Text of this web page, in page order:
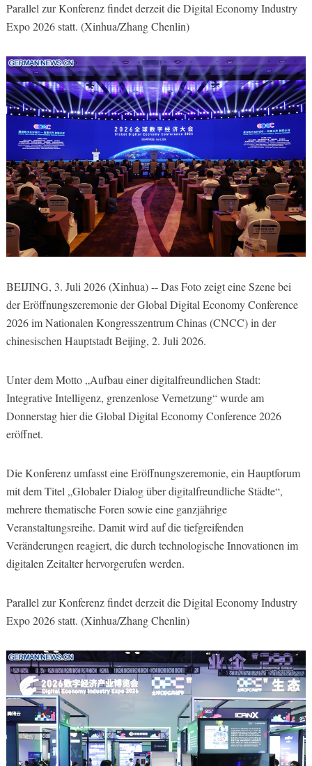
Parallel zur Konferenz findet derzeit die Digital Economy Industry
Expo 2026 statt. (Xinhua/Zhang Chenlin)
BEIJING, 3. Juli 2026 (Xinhua) -- Das Foto zeigt eine Szene bei
der Eröffnungszeremonie der Global Digital Economy Conference
2026 im Nationalen Kongresszentrum Chinas (CNCC) in der
chinesischen Hauptstadt Beijing, 2. Juli 2026.
Unter dem Motto „Aufbau einer digitalfreundlichen Stadt:
Integrative Intelligenz, grenzenlose Vernetzung“ wurde am
Donnerstag hier die Global Digital Economy Conference 2026
eröffnet.
Die Konferenz umfasst eine Eröffnungszeremonie, ein Hauptforum
mit dem Titel „Globaler Dialog über digitalfreundliche Städte“,
mehrere thematische Foren sowie eine ganzjährige
Veranstaltungsreihe. Damit wird auf die tiefgreifenden
Veränderungen reagiert, die durch technologische Innovationen im
digitalen Zeitalter hervorgerufen werden.
Parallel zur Konferenz findet derzeit die Digital Economy Industry
Expo 2026 statt. (Xinhua/Zhang Chenlin)